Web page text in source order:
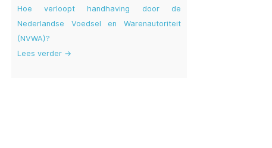
Hoe verloopt handhaving door de
Nederlandse Voedsel en Warenautoriteit
(NVWA)?
Lees verder →